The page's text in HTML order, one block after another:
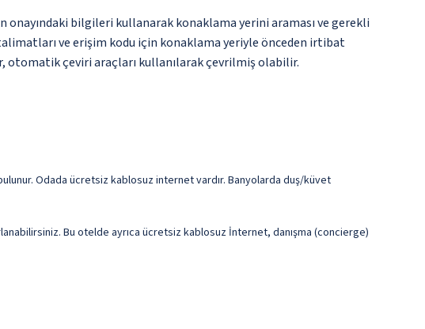
onayındaki bilgileri kullanarak konaklama yerini araması ve gerekli
ve erişim kodu için konaklama yeriyle önceden irtibat
otomatik çeviri araçları kullanılarak çevrilmiş olabilir.
Odada ücretsiz kablosuz internet vardır. Banyolarda duş/küvet
Bu otelde ayrıca ücretsiz kablosuz İnternet, danışma (concierge)